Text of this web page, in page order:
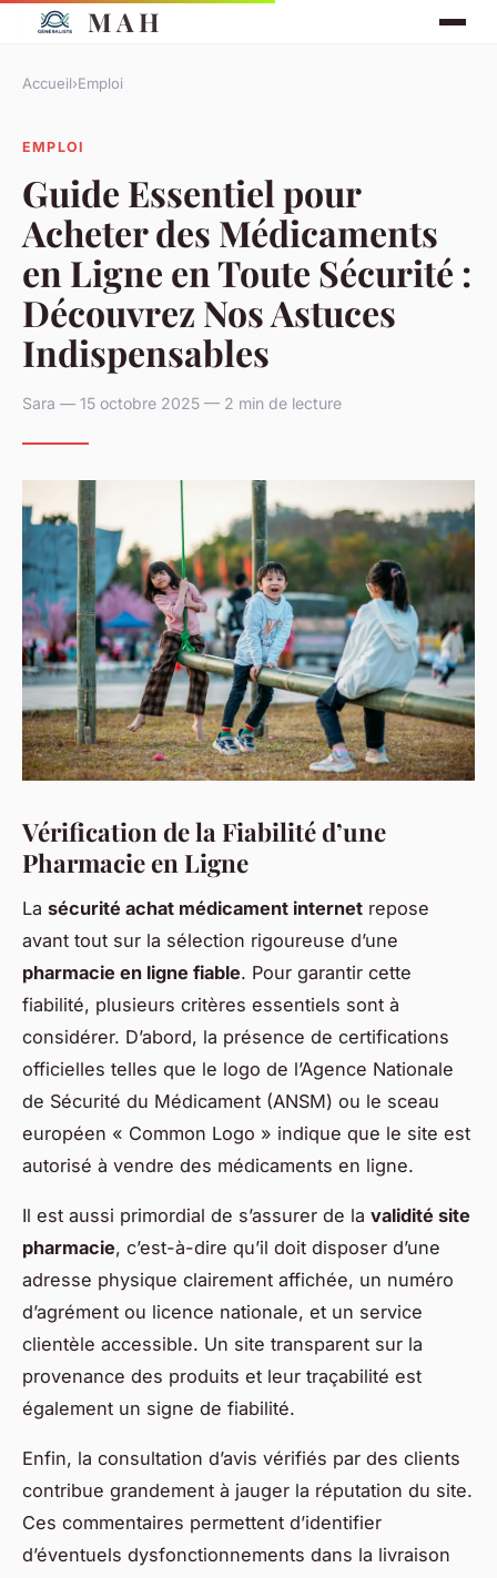
M A H
Accueil›Emploi
EMPLOI
Guide Essentiel pour
Acheter des Médicaments
en Ligne en Toute Sécurité :
Découvrez Nos Astuces
Indispensables
Sara — 15 octobre 2025 — 2 min de lecture
Vérification de la Fiabilité d’une
Pharmacie en Ligne
La sécurité achat médicament internet repose
avant tout sur la sélection rigoureuse d’une
pharmacie en ligne fiable. Pour garantir cette
fiabilité, plusieurs critères essentiels sont à
considérer. D’abord, la présence de certifications
officielles telles que le logo de l’Agence Nationale
de Sécurité du Médicament (ANSM) ou le sceau
européen « Common Logo » indique que le site est
autorisé à vendre des médicaments en ligne.
Il est aussi primordial de s’assurer de la validité site
pharmacie, c’est-à-dire qu’il doit disposer d’une
adresse physique clairement affichée, un numéro
d’agrément ou licence nationale, et un service
clientèle accessible. Un site transparent sur la
provenance des produits et leur traçabilité est
également un signe de fiabilité.
Enfin, la consultation d’avis vérifiés par des clients
contribue grandement à jauger la réputation du site.
Ces commentaires permettent d’identifier
d’éventuels dysfonctionnements dans la livraison